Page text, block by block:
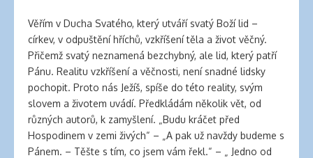
Věřím v Ducha Svatého, který utváří svatý Boží lid –
církev, v odpuštění hříchů, vzkříšení těla a život věčný.
Přičemž svatý neznamená bezchybný, ale lid, který patří
Pánu. Realitu vzkříšení a věčnosti, není snadné lidsky
pochopit. Proto nás Ježíš, spíše do této reality, svým
slovem a životem uvádí. Předkládám několik vět, od
různých autorů, k zamyšlení. „Budu kráčet před
Hospodinem v zemi živých“ – „A pak už navždy budeme s
Pánem. – Těšte s tím, co jsem vám řekl.“ – „ Jedno od